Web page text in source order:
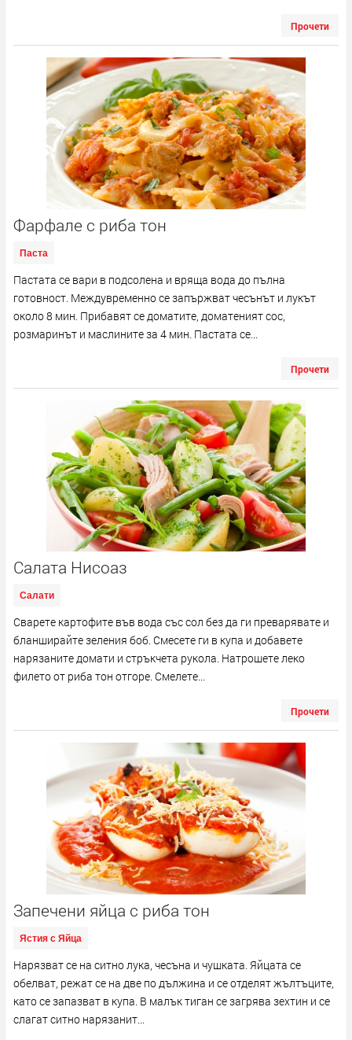
Прочети
Фарфале с риба тон
Паста
Пастата се вари в подсолена и вряща вода до пълна
готовност. Междувременно се запържват чесънът и лукът
около 8 мин. Прибавят се доматите, доматеният сос,
розмаринът и маслините за 4 мин. Пастата се...
Прочети
Салата Нисоаз
Салати
Сварете картофите във вода със сол без да ги преварявате и
бланширайте зеления боб. Смесете ги в купа и добавете
нарязаните домати и стръкчета рукола. Натрошете леко
филето от риба тон отгоре. Смелете...
Прочети
Запечени яйца с риба тон
Ястия с Яйца
Нарязват се на ситно лука, чесъна и чушката. Яйцата се
обелват, режат се на две по дължина и се отделят жълтъците,
като се запазват в купа. В малък тиган се загрява зехтин и се
слагат ситно нарязанит...